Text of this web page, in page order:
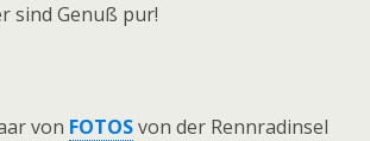
sind Genuß pur!
von FOTOSvon der Rennradinsel